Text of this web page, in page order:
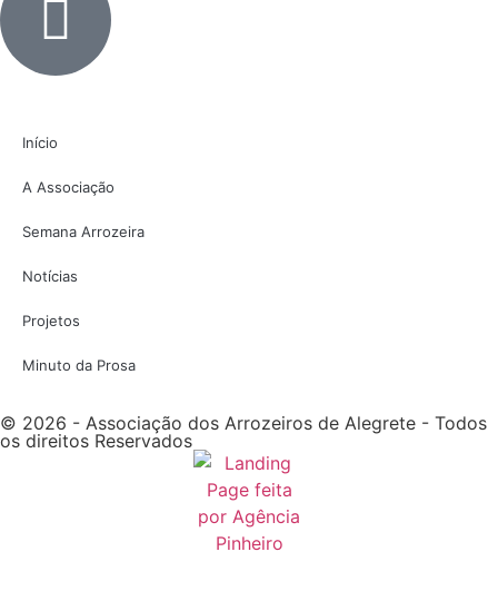
Início
A Associação
Semana Arrozeira
Notícias
Projetos
Minuto da Prosa
© 2026 - Associação dos Arrozeiros de Alegrete - Todos
os direitos Reservados